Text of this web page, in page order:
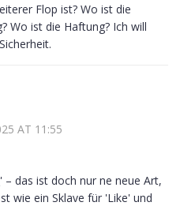
Flop ist? Wo ist die
Wo ist die Haftung? Ich will
AT 11:55
– das ist doch nur ne neue Art,
wie ein Sklave für 'Like' und